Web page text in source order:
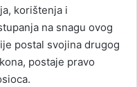
korištenja i
na snagu ovog
postal svojina drugog
postaje pravo